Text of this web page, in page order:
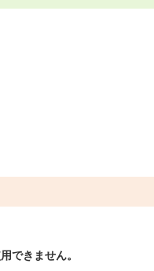
できません。